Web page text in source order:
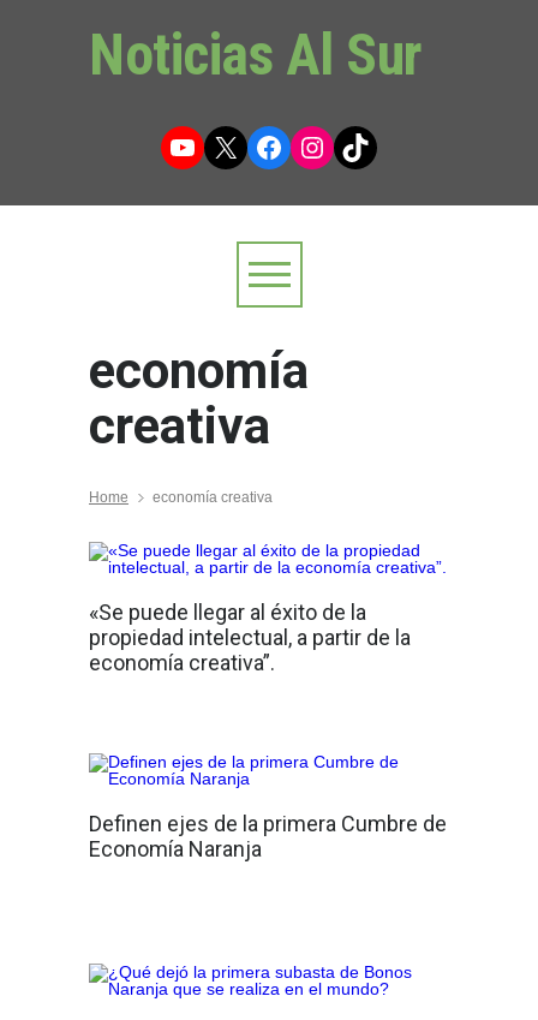
Noticias Al Sur
YouTube
X Facebook
Instagram
TikTok
economía
creativa
Home economía creativa
«Se puede llegar al éxito de la
propiedad intelectual, a partir de la
economía creativa”.
Definen ejes de la primera Cumbre de
Economía Naranja